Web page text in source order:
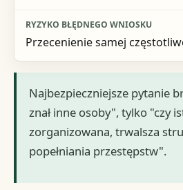
Przecenienie samej
Najbezpieczniejsze pytanie
znał inne osoby", tylko "czy
zorganizowana, trwalsza
popełniania przestępstw".